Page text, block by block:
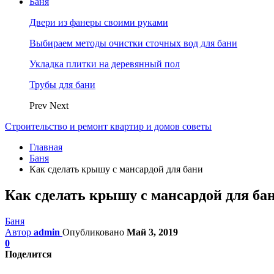
Двери из фанеры своими руками
Выбираем методы очистки сточных вод для бани
Укладка плитки на деревянный пол
Трубы для бани
Prev Next
Строительство и ремонт квартир и домов советы
Главная
Баня
Как сделать крышу с мансардой для бани
Как сделать крышу с мансардой для
Баня
Автор admin Опубликовано Май 3, 2019
0
Поделится